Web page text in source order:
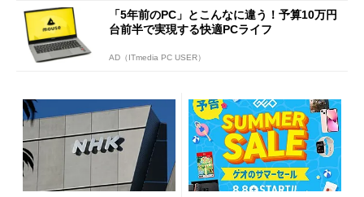
「5年前のPC」とこんなに違う！予算10万円
台前半で実現する快適PCライフ
AD（ITmedia PC USER）